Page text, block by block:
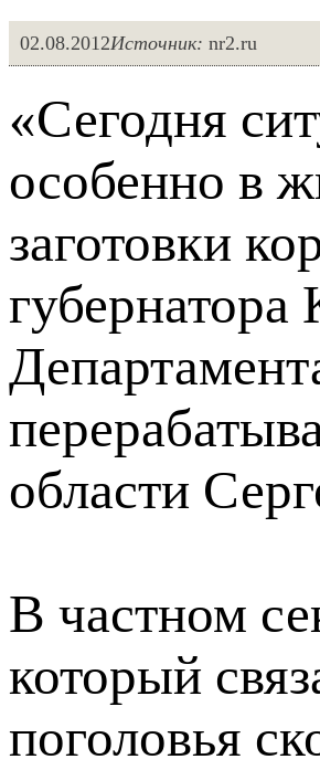
02.08.2012Источник: nr2.ru
«Сегодня
особенно в
заготовки
губернатора
области
В частном
который
поголовья